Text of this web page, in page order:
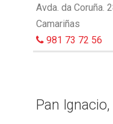
Avda. da Coruña.
Camariñas
981 73 72 56
Pan Ignacio,